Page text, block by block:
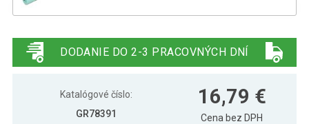
koralová
DODANIE DO 2-3 PRACOVNÝCH DNÍ
Katalógové číslo:
GR78391
16,79 €
Cena bez DPH